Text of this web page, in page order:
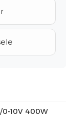
10V 400W